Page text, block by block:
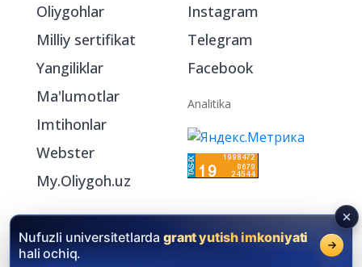
Oliygohlar
Milliy sertifikat
Yangiliklar
Ma'lumotlar
Imtihonlar
Webster
My.Oliygoh.uz
Instagram
Telegram
Facebook
Analitika
Nufuzli universitetlarda grant yutish imkoniyati
hali ochiq.